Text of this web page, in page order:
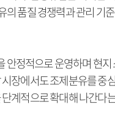
품질 경쟁력과 관리 기
정적으로 운영하며 현
장에서도 조제분유를 중
계적으로 확대해 나간다